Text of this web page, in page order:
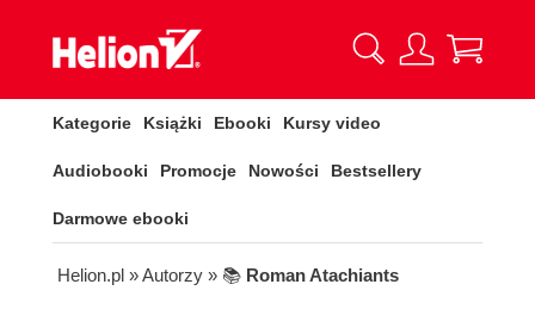
Kategorie Książki Ebooki Kursy video
Audiobooki Promocje Nowości Bestsellery
Darmowe ebooki
Helion.pl » Autorzy » 📚 Roman Atachiants